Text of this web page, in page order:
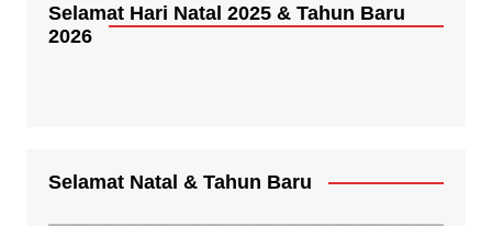
Selamat Hari Natal 2025 & Tahun Baru
2026
Selamat Natal & Tahun Baru